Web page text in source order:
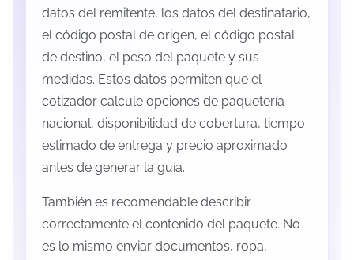
datos del remitente, los datos del destinatario,
el código postal de origen, el código postal
de destino, el peso del paquete y sus
medidas. Estos datos permiten que el
cotizador calcule opciones de paquetería
nacional, disponibilidad de cobertura, tiempo
estimado de entrega y precio aproximado
antes de generar la guía.
También es recomendable describir
correctamente el contenido del paquete. No
es lo mismo enviar documentos, ropa,